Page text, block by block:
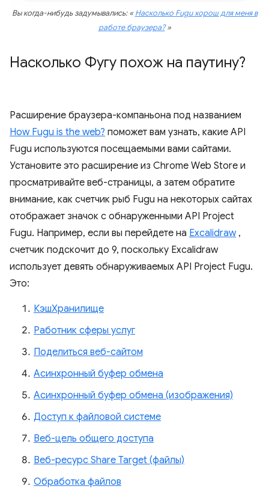
Вы когда-нибудь задумывались: «Насколько Fugu хорош для меня в
работе браузера?»
Насколько Фугу похож на паутину?
Расширение браузера-компаньона под названием
How Fugu is the web? поможет вам узнать, какие API
Fugu используются посещаемыми вами сайтами.
Установите это расширение из Chrome Web Store и
просматривайте веб-страницы, а затем обратите
внимание, как счетчик рыб Fugu на некоторых сайтах
отображает значок с обнаруженными API Project
Fugu. Например, если вы перейдете на Excalidraw,
счетчик подскочит до 9, поскольку Excalidraw
использует девять обнаруживаемых API Project Fugu.
Это:
КэшХранилище
Работник сферы услуг
Поделиться веб-сайтом
Асинхронный буфер обмена
Асинхронный буфер обмена (изображения)
Доступ к файловой системе
Веб-цель общего доступа
Веб-ресурс Share Target (файлы)
Обработка файлов